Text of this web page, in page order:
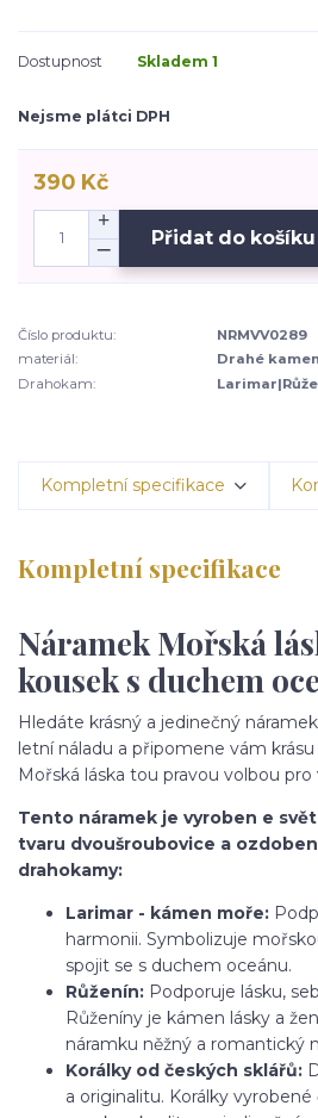
Dostupnost Skladem 1
Nejsme plátci DPH
390 Kč
Přidat do košíku
Číslo produktu:
NRMVV0289
materiál:
Drahé
Drahokam:
Kompletní specifikace
Kompletní specifikace
Náramek Mořská
kousek s duchem
Hledáte krásný a jedinečný
letní náladu a připomene vám
Mořská láska tou pravou volbou pro
Tento náramek je vyroben e
tvaru dvoušroubovice a
drahokamy:
Larimar - kámen moře:
harmonii. Symbolizuje
spojit se s duchem oceánu.
Růženín: Podporuje lásku,
Růženíny je kámen lásky a
náramku něžný a romantický
Korálky od českých sklářů:
a originalitu. Korálky